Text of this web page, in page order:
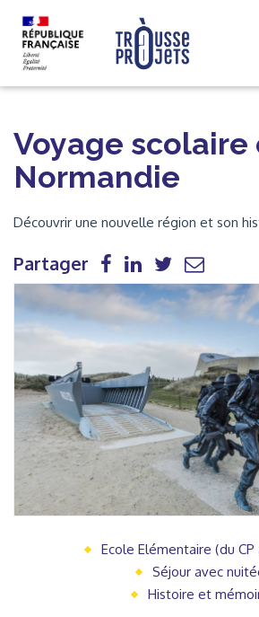
Voyage scolaire
Normandie
Découvrir une nouvelle région et son
Partager
Ecole Elémentaire (du CP
Séjour avec
Histoire et